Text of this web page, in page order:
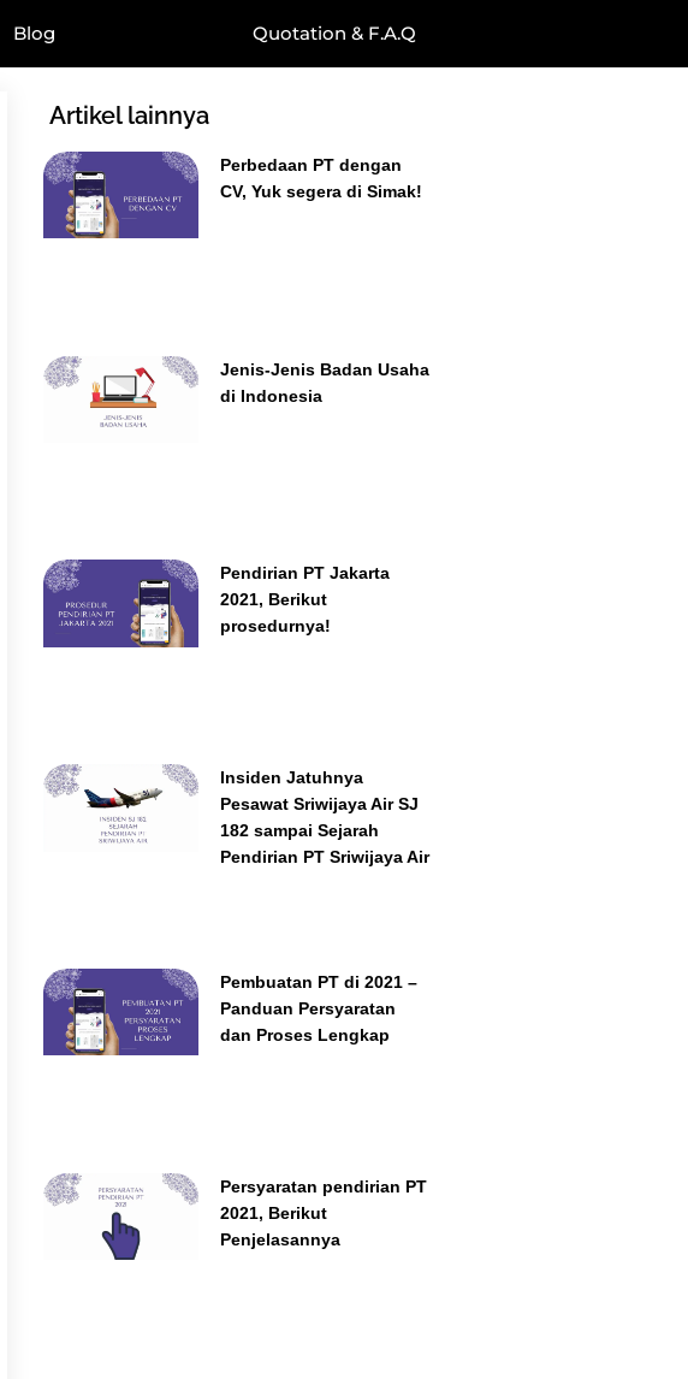
Blog Quotation & F.A.Q
Artikel lainnya
Perbedaan PT dengan
CV, Yuk segera di Simak!
Jenis-Jenis Badan Usaha
di Indonesia
Pendirian PT Jakarta
2021, Berikut
prosedurnya!
Insiden Jatuhnya
Pesawat Sriwijaya Air SJ
182 sampai Sejarah
Pendirian PT Sriwijaya Air
Pembuatan PT di 2021 –
Panduan Persyaratan
dan Proses Lengkap
Persyaratan pendirian PT
2021, Berikut
Penjelasannya